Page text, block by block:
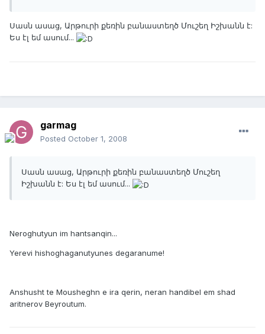
Սասն ասաց, Արթուրի քեռին բանաստեղծ Մուշեղ Իշխանն է:
Ես էլ եմ ասում...
garmag
Posted October 1, 2008
Սասն ասաց, Արթուրի քեռին բանաստեղծ Մուշեղ
Իշխանն է: Ես էլ եմ ասում...
Neroghutyun im hantsanqin...
Yerevi hishoghaganutyunes degaranume!
Anshusht te Mousheghn e ira qerin, neran handibel em shad
aritnerov Beyroutum.